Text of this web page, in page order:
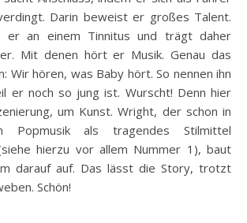
Darin beweist er großes Talent.
er an einem Tinnitus und trägt daher
Mit denen hört er Musik. Genau das
Wir hören, was Baby hört. So nennen ihn
er noch so jung ist. Wurscht! Denn hier
um Kunst. Wright, der schon in
Popmusik als tragendes Stilmittel
hierzu vor allem Nummer 1), baut
darauf auf. Das lässt die Story, trotzt
Schön!